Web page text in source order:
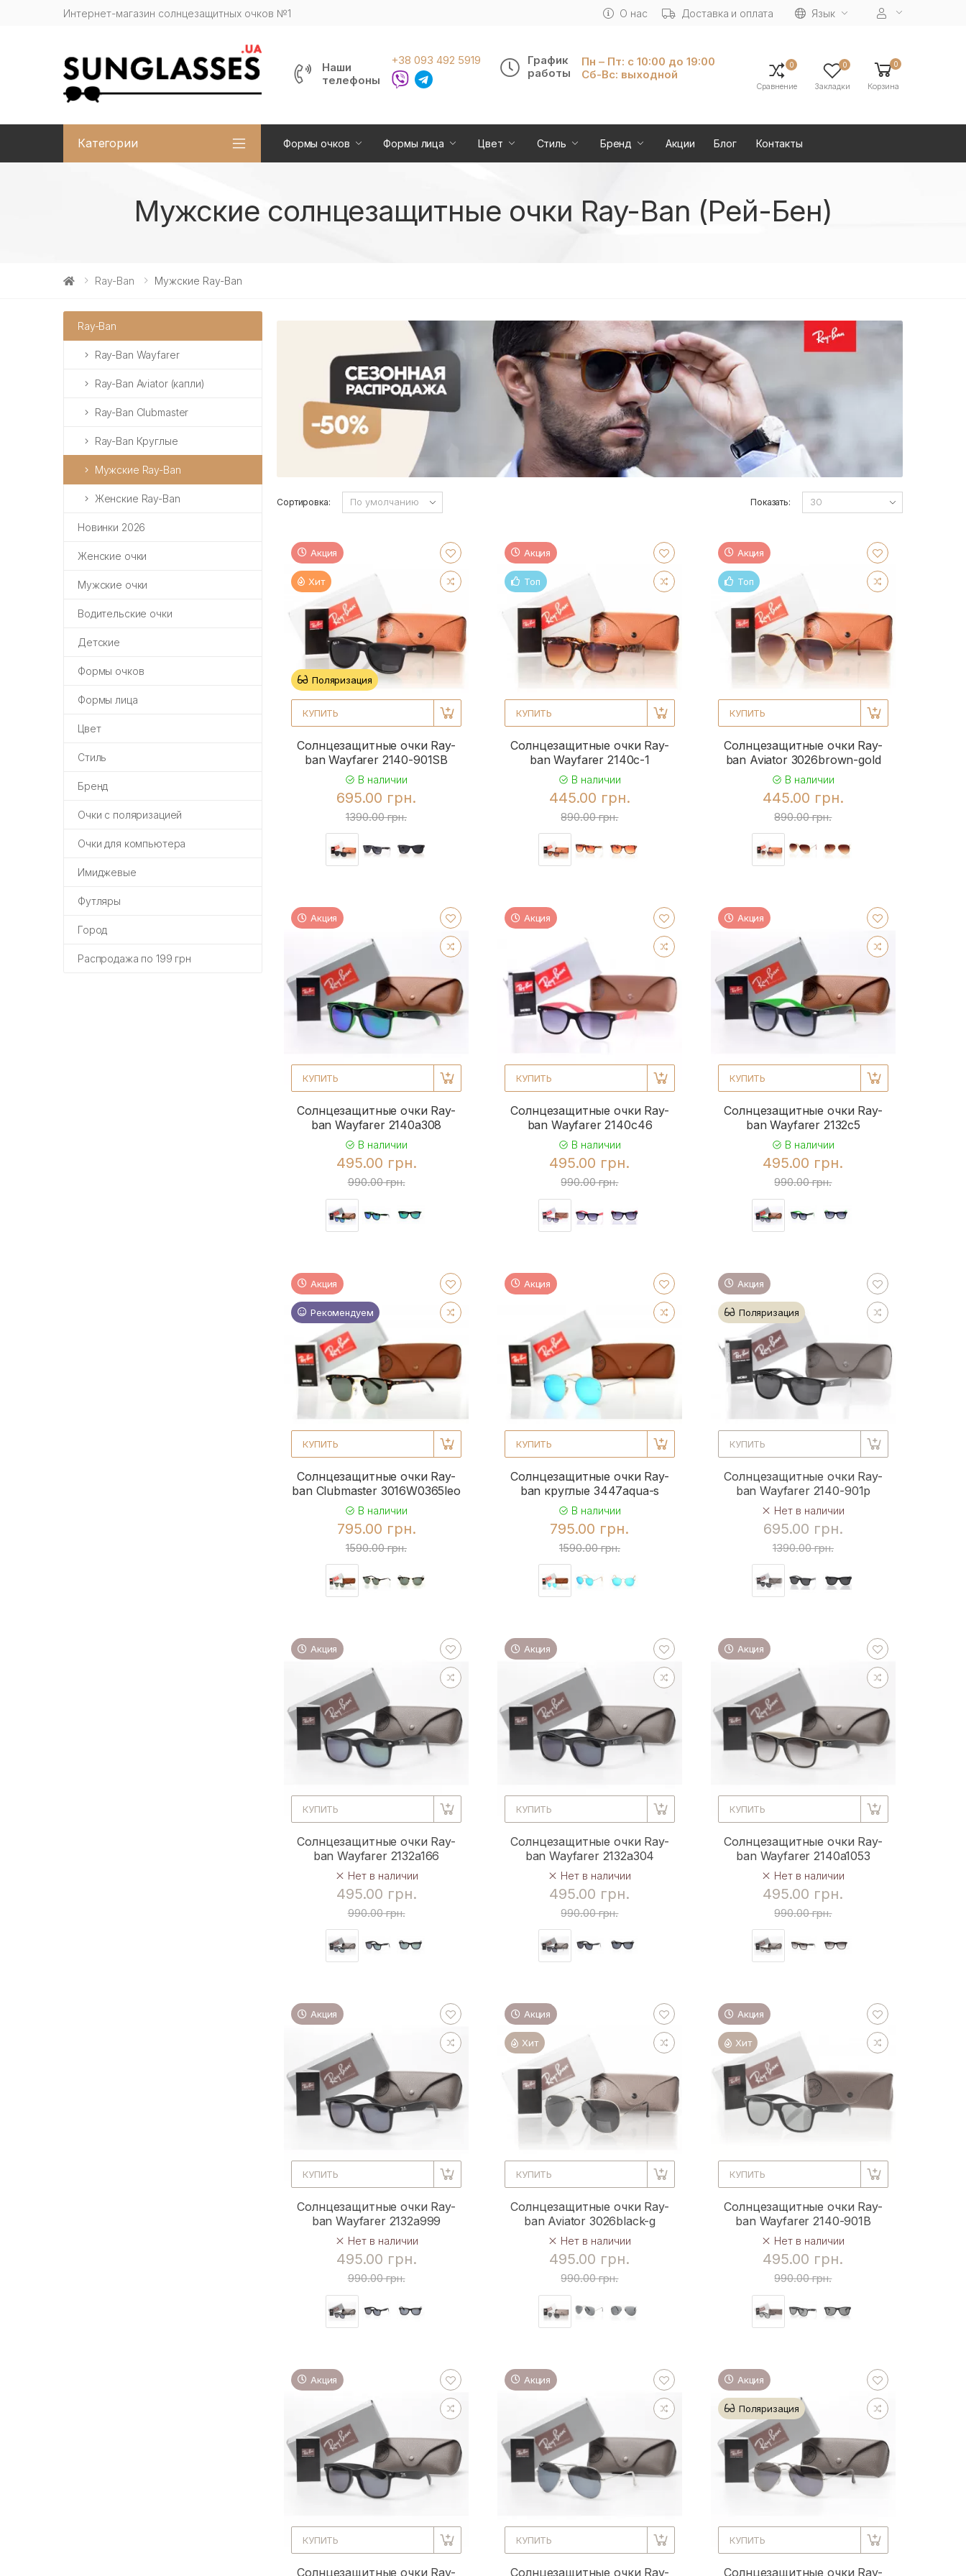
Интернет-магазин солнцезащитных очков №1 О нас Доставка и оплата Язык
Наши
телефоны
+38 093 492 5919
График
работы
Пн – Пт: с 10:00 до 19:00
Сб-Вс: выходной
0
Сравнение
0
Закладки
0
Корзина
Категории Формы очков Формы лица Цвет Стиль Бренд Акции Блог Контакты
Мужские солнцезащитные очки Ray-Ban (Рей-Бен)
Ray-Ban Мужские Ray-Ban
Ray-Ban
Ray-Ban Wayfarer
Ray-Ban Aviator (капли)
Ray-Ban Clubmaster
Ray-Ban Круглые
Мужские Ray-Ban
Женские Ray-Ban
Новинки 2026
Женские очки
Мужские очки
Водительские очки
Детские
Формы очков
Формы лица
Цвет
Стиль
Бренд
Очки с поляризацией
Очки для компьютера
Имиджевые
Футляры
Город
Распродажа по 199 грн
Сортировка: Показать:
Акция
Хит
Поляризация
КУПИТЬ
Солнцезащитные очки Ray-
ban Wayfarer 2140-901SB
В наличии
695.00 грн.
1390.00 грн.
Акция
Топ
КУПИТЬ
Солнцезащитные очки Ray-
ban Wayfarer 2140c-1
В наличии
445.00 грн.
890.00 грн.
Акция
Топ
КУПИТЬ
Солнцезащитные очки Ray-
ban Aviator 3026brown-gold
В наличии
445.00 грн.
890.00 грн.
Акция
КУПИТЬ
Солнцезащитные очки Ray-
ban Wayfarer 2140a308
В наличии
495.00 грн.
990.00 грн.
Акция
КУПИТЬ
Солнцезащитные очки Ray-
ban Wayfarer 2140c46
В наличии
495.00 грн.
990.00 грн.
Акция
КУПИТЬ
Солнцезащитные очки Ray-
ban Wayfarer 2132c5
В наличии
495.00 грн.
990.00 грн.
Акция
Рекомендуем
КУПИТЬ
Солнцезащитные очки Ray-
ban Clubmaster 3016W0365leo
В наличии
795.00 грн.
1590.00 грн.
Акция
КУПИТЬ
Солнцезащитные очки Ray-
ban круглые 3447aqua-s
В наличии
795.00 грн.
1590.00 грн.
Акция
Поляризация
КУПИТЬ
Солнцезащитные очки Ray-
ban Wayfarer 2140-901p
Нет в наличии
695.00 грн.
1390.00 грн.
Акция
КУПИТЬ
Солнцезащитные очки Ray-
ban Wayfarer 2132a166
Нет в наличии
495.00 грн.
990.00 грн.
Акция
КУПИТЬ
Солнцезащитные очки Ray-
ban Wayfarer 2132a304
Нет в наличии
495.00 грн.
990.00 грн.
Акция
КУПИТЬ
Солнцезащитные очки Ray-
ban Wayfarer 2140a1053
Нет в наличии
495.00 грн.
990.00 грн.
Акция
КУПИТЬ
Солнцезащитные очки Ray-
ban Wayfarer 2132a999
Нет в наличии
495.00 грн.
990.00 грн.
Акция
Хит
КУПИТЬ
Солнцезащитные очки Ray-
ban Aviator 3026black-g
Нет в наличии
495.00 грн.
990.00 грн.
Акция
Хит
КУПИТЬ
Солнцезащитные очки Ray-
ban Wayfarer 2140-901B
Нет в наличии
495.00 грн.
990.00 грн.
Акция
КУПИТЬ
Солнцезащитные очки Ray-
Акция
КУПИТЬ
Солнцезащитные очки Ray-
Акция
Поляризация
КУПИТЬ
Солнцезащитные очки Ray-